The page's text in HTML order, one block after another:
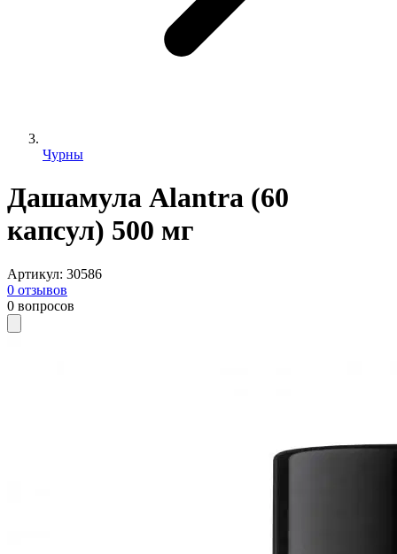
Чурны
Дашамула Alantra (60
капсул) 500 мг
Артикул: 30586
0 отзывов
0 вопросов